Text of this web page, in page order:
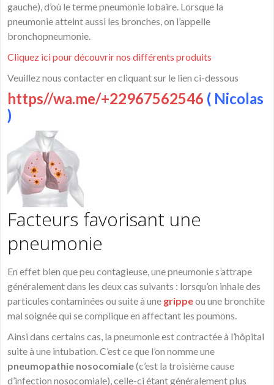
gauche), d’où le terme pneumonie lobaire. Lorsque la
pneumonie atteint aussi les bronches, on l’appelle
bronchopneumonie.
Cliquez ici pour découvrir nos différents produits
Veuillez nous contacter en cliquant sur le lien ci-dessous
https//wa.me/+22967562546 ( Nicolas
)
Facteurs favorisant une
pneumonie
En effet bien que peu contagieuse, une pneumonie s’attrape
généralement dans les deux cas suivants : lorsqu’on inhale des
particules contaminées ou suite à une grippeou une bronchite
mal soignée qui se complique en affectant les poumons.
Ainsi dans certains cas, la pneumonie est contractée à l’hôpital
suite à une intubation. C’est ce que l’on nomme une
pneumopathie nosocomiale(c’est la troisième cause
d’infection nosocomiale), celle-ci étant généralement plus